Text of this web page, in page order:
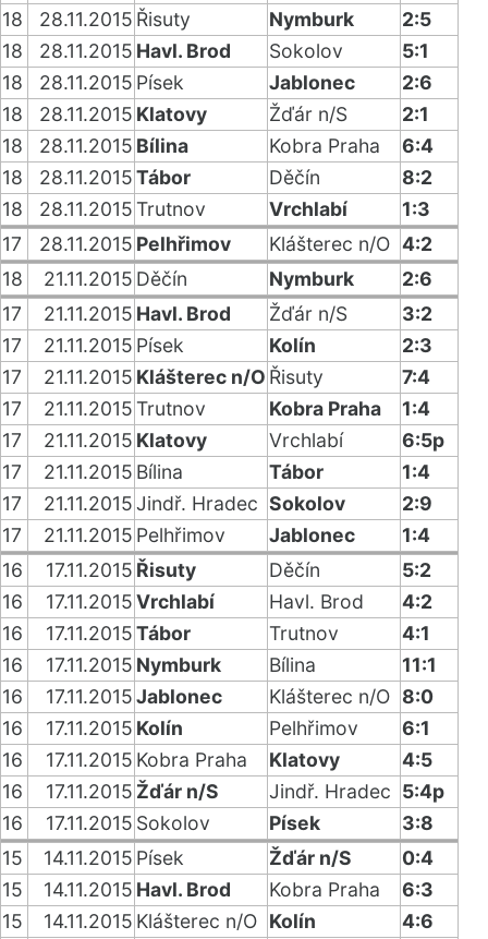
18
28.11.2015 Řisuty Nymburk
2:5
18
28.11.2015 Havl. Brod Sokolov
5:1
18
28.11.2015 Písek Jablonec
2:6
18
28.11.2015 Klatovy Žďár n/S
2:1
18
28.11.2015 Bílina Kobra Praha
6:4
18
28.11.2015Tábor Děčín
8:2
18
28.11.2015Trutnov Vrchlabí
1:3
17
28.11.2015 Pelhřimov Klášterec n/O 4:2
18
21.11.2015 Děčín Nymburk
2:6
17
21.11.2015 Havl. Brod Žďár n/S
3:2
17
21.11.2015 Písek Kolín
2:3
17
21.11.2015 Klášterec n/O Řisuty
7:4
17
21.11.2015Trutnov Kobra Praha
1:4
17
21.11.2015 Klatovy Vrchlabí
6:5p
17
21.11.2015 Bílina Tábor
1:4
17
21.11.2015Jindř. Hradec Sokolov
2:9
17
21.11.2015 Pelhřimov Jablonec
1:4
16
17.11.2015 Řisuty Děčín
5:2
16
17.11.2015Vrchlabí Havl. Brod
4:2
16
17.11.2015Tábor Trutnov
4:1
16
17.11.2015 Nymburk Bílina
11:1
16
17.11.2015Jablonec Klášterec n/O 8:0
16
17.11.2015 Kolín Pelhřimov
6:1
16
17.11.2015 Kobra Praha Klatovy
4:5
16
17.11.2015 Žďár n/S Jindř. Hradec 5:4p
16
17.11.2015 Sokolov Písek
3:8
15
14.11.2015 Písek Žďár n/S
0:4
15
14.11.2015 Havl. Brod Kobra Praha
6:3
15
14.11.2015 Klášterec n/O Kolín
4:6